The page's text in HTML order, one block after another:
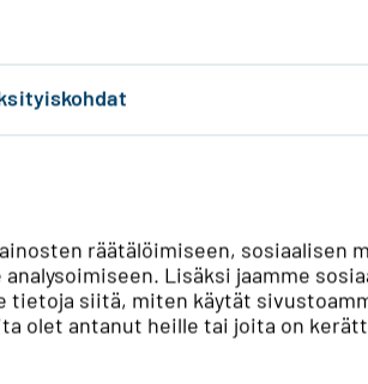
räätälöimiseen, sosiaalisen
Lisäksi jaamme
tietoja siitä, miten käytät
olet antanut heille tai joita on
aikaan. Myrsky
paikoin kaatoivat
hyvin
Muun muassa
kaksi kalliopylvästä
yhteydessä.
ja Sulkavalla